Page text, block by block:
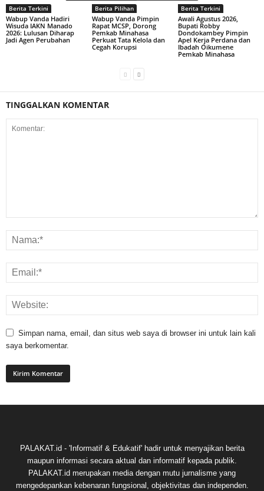
Berita Terkini
Wabup Vanda Hadiri
Wisuda IAKN Manado
2026: Lulusan Diharap
Jadi Agen Perubahan
Berita Pilihan
Wabup Vanda Pimpin
Rapat MCSP, Dorong
Pemkab Minahasa
Perkuat Tata Kelola dan
Cegah Korupsi
Berita Terkini
Awali Agustus 2026,
Bupati Robby
Dondokambey Pimpin
Apel Kerja Perdana dan
Ibadah Oikumene
Pemkab Minahasa
TINGGALKAN KOMENTAR
Simpan nama, email, dan situs web saya di browser ini untuk lain kali
saya berkomentar.
PALAKAT.id - 'Informatif & Edukatif' hadir untuk menyajikan berita
maupun informasi secara aktual dan informatif kepada publik.
PALAKAT.id merupakan media dengan mutu jurnalisme yang
mengedepankan kebenaran fungsional, objektivitas dan independen.